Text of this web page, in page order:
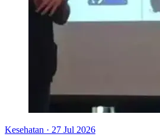
Kesehatan · 27 Jul 2026